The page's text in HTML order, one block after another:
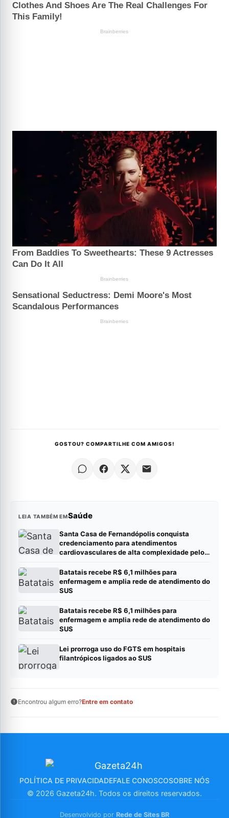
GOSTOU? COMPARTILHE COM AMIGOS!
LEIA TAMBÉM EMSaúde
Santa Casa de Fernandópolis conquista
credenciamento para atendimentos
cardiovasculares de alta complexidade pelo
Batatais recebe R$ 6,1 milhões para
enfermagem e amplia rede de atendimento do
SUS
Batatais recebe R$ 6,1 milhões para
enfermagem e amplia rede de atendimento do
SUS
Lei prorroga uso do FGTS em hospitais
filantrópicos ligados ao SUS
Encontrou algum erro?Entre em contato
POLÍTICA DE PRIVACIDADEFALE CONOSCOSOBRE NÓS
© 2026 Gazeta24h. Todos os direitos reservados.
Desenvolvido por Rede de Sites BR